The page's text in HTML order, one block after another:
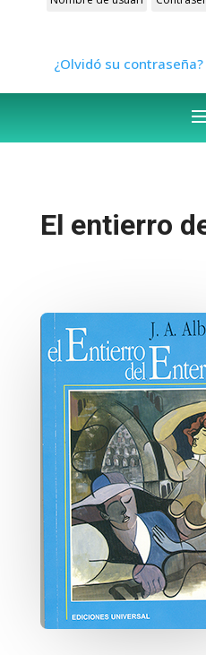
¿Olvidó su contraseña?
El entierro